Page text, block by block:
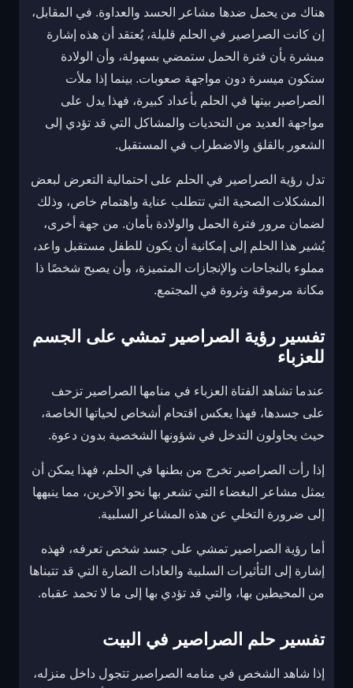
هناك من يحمل ضدها مشاعر الحسد والعداوة. في المقابل،
إن كانت الصراصير في الحلم قليلة، يُعتقد أن هذه إشارة
مبشرة بأن فترة الحمل ستمضي بسهولة، وأن الولادة
ستكون ميسرة دون مواجهة صعوبات. بينما إذا ملأت
الصراصير بيتها في الحلم بأعداد كبيرة، فهذا يدل على
مواجهة العديد من التحديات والمشاكل التي قد تؤدي إلى
الشعور بالقلق والاضطراب في المستقبل.
تدل رؤية الصراصير في الحلم على احتمالية التعرض لبعض
المشكلات الصحية التي تتطلب عناية واهتمام خاص، وذلك
لضمان مرور فترة الحمل والولادة بأمان. من جهة أخرى،
يُشير هذا الحلم إلى إمكانية أن يكون للطفل مستقبل واعد،
مملوء بالنجاحات والإنجازات المتميزة، وأن يصبح شخصًا ذا
مكانة مرموقة وثروة في المجتمع.
تفسير رؤية الصراصير تمشي على الجسم
للعزباء
عندما تشاهد الفتاة العزباء في منامها الصراصير تزحف
على جسدها، فهذا يعكس اقتحام أشخاص لحياتها الخاصة،
حيث يحاولون التدخل في شؤونها الشخصية بدون دعوة.
إذا رأت الصراصير تخرج من بطنها في الحلم، فهذا يمكن أن
يمثل مشاعر البغضاء التي تشعر بها نحو الآخرين، مما ينبهها
إلى ضرورة التخلي عن هذه المشاعر السلبية.
أما رؤية الصراصير تمشي على جسد شخص تعرفه، فهذه
إشارة إلى التأثيرات السلبية والعادات الضارة التي قد تتبناها
من المحيطين بها، والتي قد تؤدي بها إلى ما لا تحمد عقباه.
تفسير حلم الصراصير في البيت
إذا شاهد الشخص في منامه الصراصير تتجول داخل منزله،